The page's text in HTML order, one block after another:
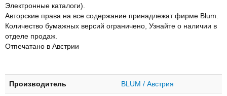
Электронные каталоги).
Авторские права на все содержание принадлежат фирме Blum.
Количество бумажных версий ограничено, Узнайте о наличии в
отделе продаж.
Отпечатано в Австрии
Производитель BLUM / Австрия